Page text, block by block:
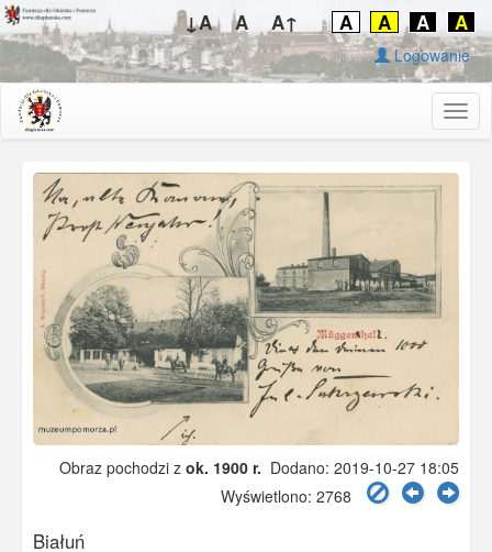
↓A A A↑ A A A A
Logowanie
Obraz pochodzi z ok. 1900 r. Dodano: 2019-10-27 18:05
Wyświetlono: 2768
Białuń